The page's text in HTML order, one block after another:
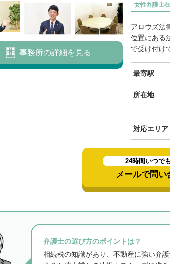
女性弁護士
アロウズ法
位置にある
で受け付け
最寄駅
所在地
対応エリア
事務所の詳細を見る
24時間いつで
メールで問い
弁護士の選び方のポイントは？
相続税の知識があり、不動産に強い弁